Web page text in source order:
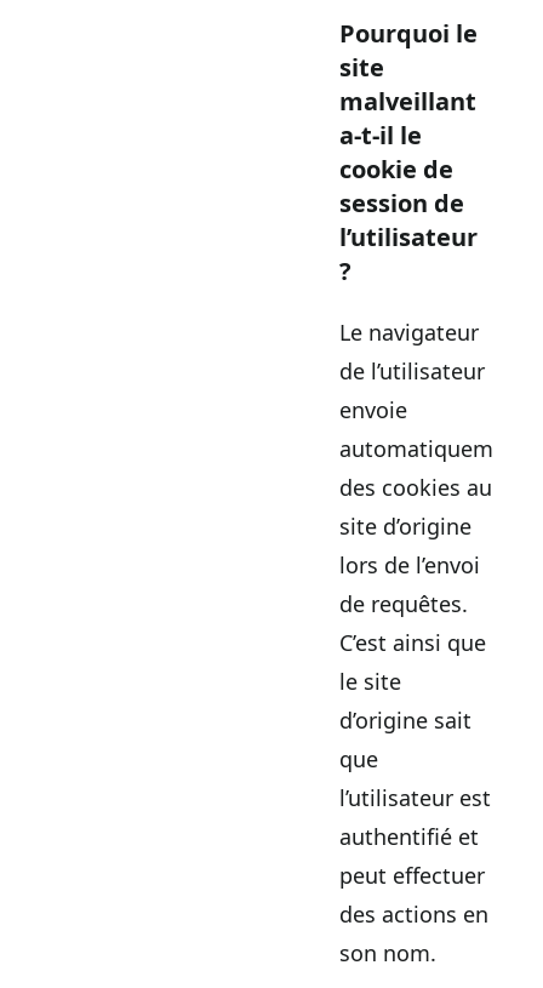
Pourquoi le
site
malveillant
a-t-il le
cookie de
session de
l’utilisateur
?
Le navigateur
de l’utilisateur
envoie
automatiquement
des cookies au
site d’origine
lors de l’envoi
de requêtes.
C’est ainsi que
le site
d’origine sait
que
l’utilisateur est
authentifié et
peut effectuer
des actions en
son nom.